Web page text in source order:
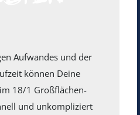
Aufwandes und der
können Deine
18/1 Großflächen-
und unkompliziert